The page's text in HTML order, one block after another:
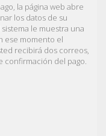
la página web abre
los datos de su
le muestra una
ese momento el
recibirá dos correos,
del pago.